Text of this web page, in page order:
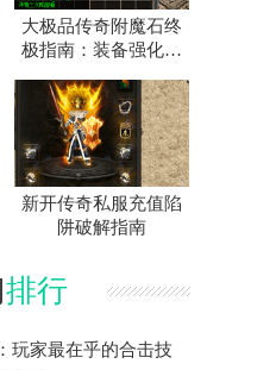
大极品传奇附魔石终
极指南：装备强化作
新开传奇私服充值陷
阱破解指南
排行
玩家最在乎的合击技